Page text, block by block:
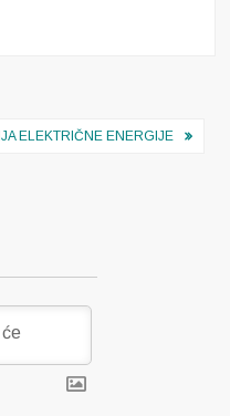
ELEKTRIČNE ENERGIJE